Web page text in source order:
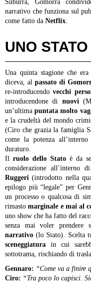
Suburra, Gomorra
narrativo che funziona sul
come fatto da Netflix
UNO
Una quinta stagione che
diceva, alpassato di
re-introducendovecchi
introducendone di nuovi
un’ultimapuntata molto
e la crudeltà del mondo
(Ciro che grazia la famiglia
come la potenza
duraturo.
Il ruolo dello Statoè da
considerazione all’interno
Ruggeri (introdotto nella
epilogo più “legale” per
un processo o qualcosa di
rimastomarginale e mai al
uno show che ha fatto del
senza mai voler prendere
narrativo (lo Stato). Scelta
sceneggiatura in cui
sottotrama, rischiando di
Gennaro: “Come va a finire
Ciro: “Tra poco lo capisci.